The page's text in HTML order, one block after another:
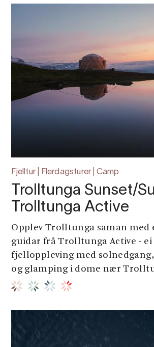
Fjelltur | Flerdagsturer | Camp
Trolltunga Sunset/
Trolltunga Active
Opplev Trolltunga saman med
guidar frå Trolltunga Active -
fjelloppleving med
og glamping i dome nær